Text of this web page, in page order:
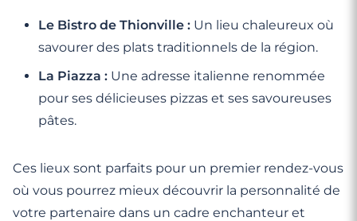
Le Bistro de Thionville : Un lieu chaleureux où
savourer des plats traditionnels de la région.
La Piazza : Une adresse italienne renommée
pour ses délicieuses pizzas et ses savoureuses
pâtes.
Ces lieux sont parfaits pour un premier rendez-vous
où vous pourrez mieux découvrir la personnalité de
votre partenaire dans un cadre enchanteur et